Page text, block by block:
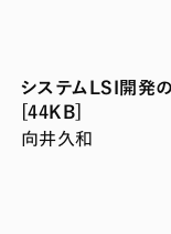
システムLSI開発
[44KB]
向井久和